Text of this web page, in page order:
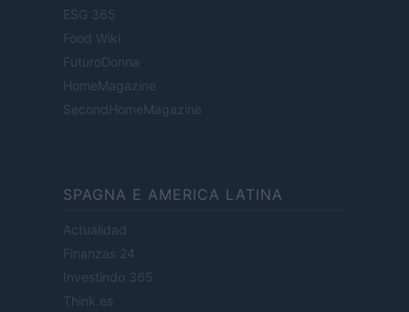
ESG 365
Food Wiki
FuturoDonna
HomeMagazine
SecondHomeMagazine
SPAGNA E AMERICA LATINA
Actualidad
Finanzas 24
Investindo 365
Think.es